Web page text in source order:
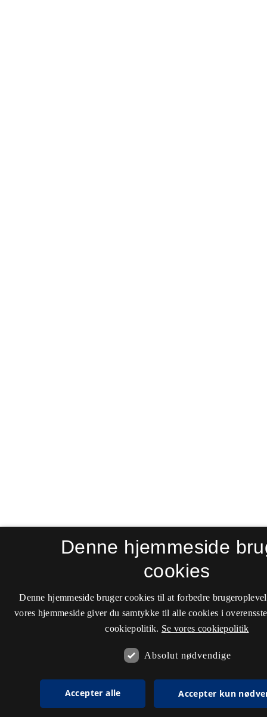
Denne hjemmeside
cookies
Denne hjemmeside bruger cookies til at forbedre
vores hjemmeside giver du samtykke til alle cookies i
cookiepolitik. Se vores cookiepolitik
Absolut nødvendige
Accepter alle Accepter kun